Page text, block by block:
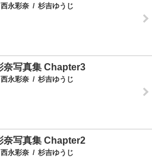
西永彩奈 / 杉吉ゆうじ
奈写真集 Chapter3
西永彩奈 / 杉吉ゆうじ
奈写真集 Chapter2
西永彩奈 / 杉吉ゆうじ